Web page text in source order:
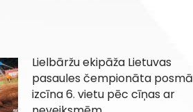
Lielbāržu ekipāža Lietuvas
pasaules čempionāta posmā
izcīna 6. vietu pēc cīņas ar